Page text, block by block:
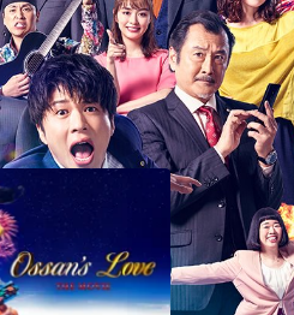
เนื้อหาที่แนะนำ รายละเอียด